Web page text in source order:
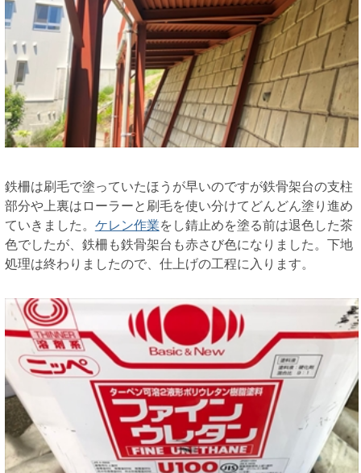
鉄柵は刷毛で塗っていたほうが早いのですが鉄骨架台の支柱
部分や上裏はローラーと刷毛を使い分けてどんどん塗り進め
ていきました。 ケレン作業をし錆止めを塗る前は退色した茶
色でしたが、鉄柵も鉄骨架台も赤さび色になりました。下地
処理は終わりましたので、仕上げの工程に入ります。